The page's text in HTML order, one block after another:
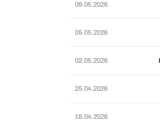
09.05.2026
05.05.2026
02.05.2026
25.04.2026
18.04.2026